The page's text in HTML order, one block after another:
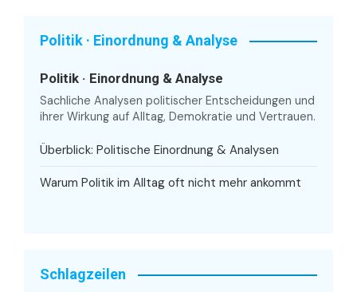
Politik · Einordnung & Analyse
Politik · Einordnung & Analyse
Sachliche Analysen politischer Entscheidungen und
ihrer Wirkung auf Alltag, Demokratie und Vertrauen.
Überblick: Politische Einordnung & Analysen
Warum Politik im Alltag oft nicht mehr ankommt
Schlagzeilen